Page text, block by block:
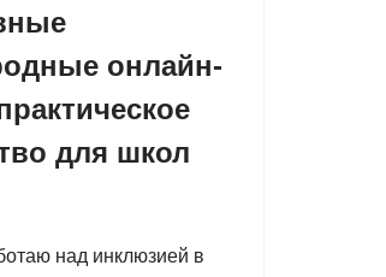
онлайн-
для школ
над инклюзией в